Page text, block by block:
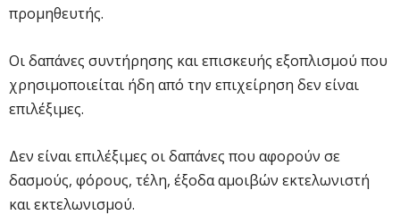
προμηθευτής.
Οι δαπάνες συντήρησης και επισκευής εξοπλισμού που
χρησιμοποιείται ήδη από την επιχείρηση δεν είναι
επιλέξιμες.
Δεν είναι επιλέξιμες οι δαπάνες που αφορούν σε
δασμούς, φόρους, τέλη, έξοδα αμοιβών εκτελωνιστή
και εκτελωνισμού.